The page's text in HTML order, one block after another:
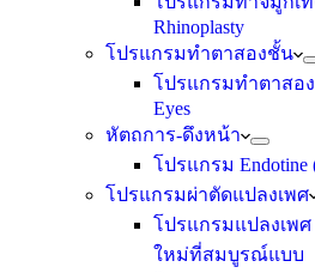
Rhinoplasty
โปรแกรมทำตาสองชั้น
โปรแกรมทำตาสอ
Eyes
หัตถการ-ดึงหน้า
โปรแกรม
โปรแกรมผ่าตัดแปลงเพศ
โปรแกรมแปลงเพ
ใหม่ที่สมบูรณ์แบบ